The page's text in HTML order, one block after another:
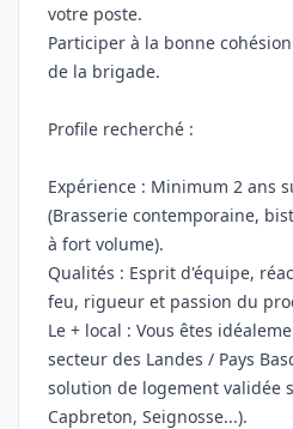
votre poste.
Participer à la bonne
de la brigade.
Profile recherché :
Expérience : Minimum 2 ans
(Brasserie contemporaine,
à fort volume).
Qualités : Esprit d'équipe,
feu, rigueur et passion du
Le + local : Vous êtes
secteur des Landes / Pays
solution de logement validée
Capbreton, Seignosse...).